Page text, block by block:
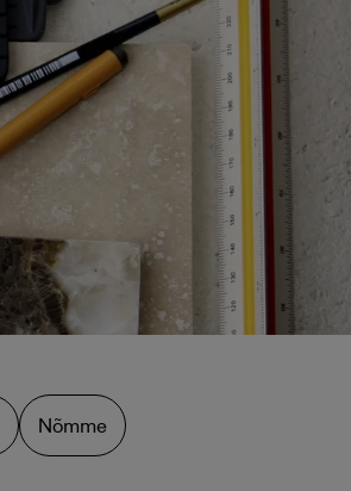
Nõmme